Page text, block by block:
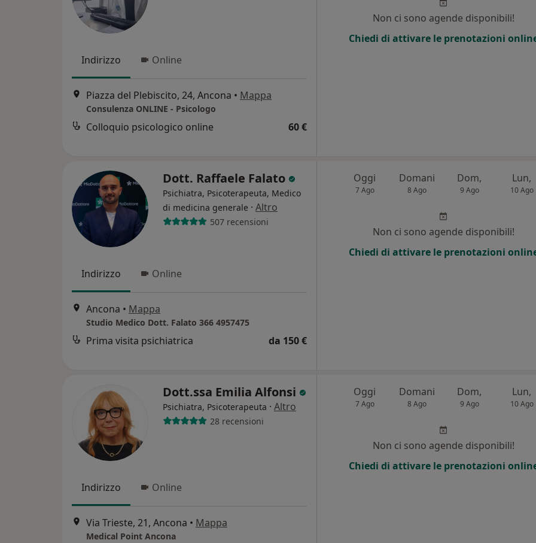
Indirizzo Online
Piazza del Plebiscito, 24, Ancona • Mappa
Consulenza ONLINE - Psicologo
Colloquio psicologico online 60 €
Non ci sono agende disponibili!
Chiedi di attivare le prenotazioni
Dott. Raffaele Falato
Psichiatra, Psicoterapeuta, Medico
di medicina generale · Altro
507 recensioni
Indirizzo Online
Ancona • Mappa
Studio Medico Dott. Falato 366 4957475
Prima visita psichiatrica da 150 €
Oggi
7 Ago
Domani
8 Ago
Dom,
9 Ago
Lun,
10 Ago
Non ci sono agende disponibili!
Chiedi di attivare le prenotazioni
Dott.ssa Emilia Alfonsi
Psichiatra, Psicoterapeuta · Altro
28 recensioni
Indirizzo Online
Via Trieste, 21, Ancona • Mappa
Medical Point Ancona
Oggi
7 Ago
Domani
8 Ago
Dom,
9 Ago
Lun,
10 Ago
Non ci sono agende disponibili!
Chiedi di attivare le prenotazioni